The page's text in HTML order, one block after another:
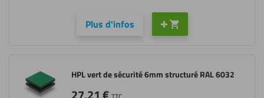
Plus d'infos
HPL vert de sécurité 6mm structuré RAL 6032